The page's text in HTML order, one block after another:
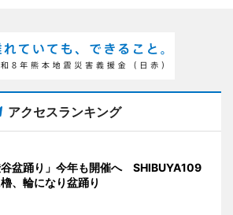
アクセスランキング
谷盆踊り」今年も開催へ SHIBUYA109
、輪になり盆踊り